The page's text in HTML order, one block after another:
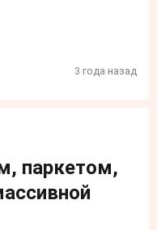
3 года назад
паркетом,